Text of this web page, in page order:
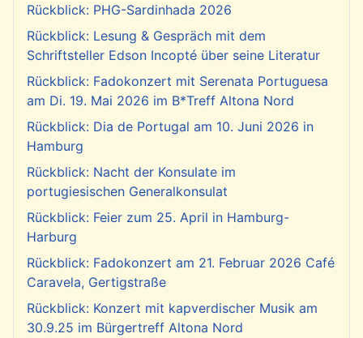
Rückblick: PHG-Sardinhada 2026
Rückblick: Lesung & Gespräch mit dem
Schriftsteller Edson Incopté über seine Literatur
Rückblick: Fadokonzert mit Serenata Portuguesa
am Di. 19. Mai 2026 im B*Treff Altona Nord
Rückblick: Dia de Portugal am 10. Juni 2026 in
Hamburg
Rückblick: Nacht der Konsulate im
portugiesischen Generalkonsulat
Rückblick: Feier zum 25. April in Hamburg-
Harburg
Rückblick: Fadokonzert am 21. Februar 2026 Café
Caravela, Gertigstraße
Rückblick: Konzert mit kapverdischer Musik am
30.9.25 im Bürgertreff Altona Nord